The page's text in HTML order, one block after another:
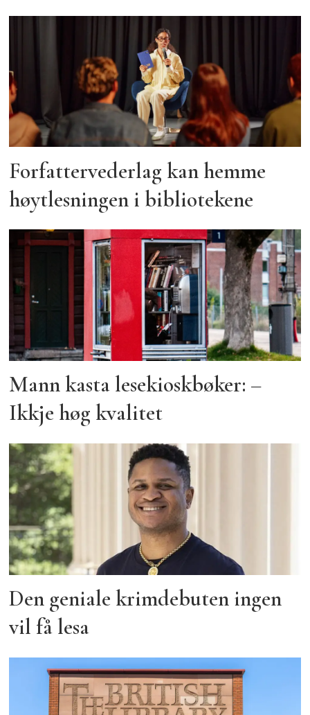
Forfattervederlag kan hemme
høytlesningen i bibliotekene
Mann kasta lesekioskbøker: –
Ikkje høg kvalitet
Den geniale krimdebuten ingen
vil få lesa